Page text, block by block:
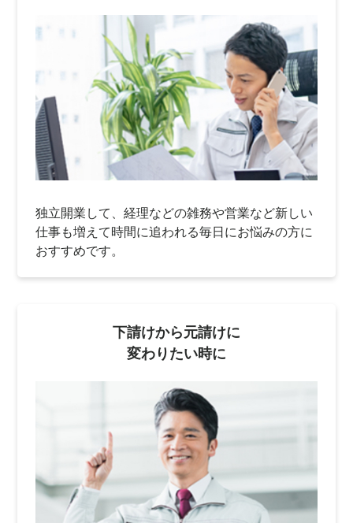
独立開業して、経理などの雑務や営業など新しい
仕事も増えて時間に追われる毎日にお悩みの方に
おすすめです。
下請けから元請けに
変わりたい時に